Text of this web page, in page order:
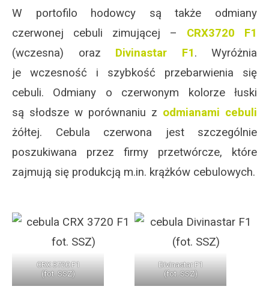
W portofilo hodowcy są także odmiany
czerwonej cebuli zimującej – CRX3720 F1
(wczesna) oraz Divinastar F1. Wyróżnia
je wczesność i szybkość przebarwienia się
cebuli. Odmiany o czerwonym kolorze łuski
są słodsze w porównaniu z odmianami cebuli
żółtej. Cebula czerwona jest szczególnie
poszukiwana przez firmy przetwórcze, które
zajmują się produkcją m.in. krążków cebulowych.
CRX 3720 F1
(fot. SSZ)
Divinastar F1
(fot. SSZ)